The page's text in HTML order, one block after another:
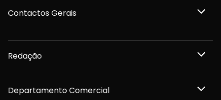
Contactos Gerais
Redação
Departamento Comercial